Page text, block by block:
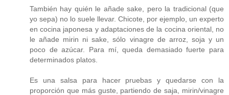
También hay quién le añade sake, pero la tradicional (que
yo sepa) no lo suele llevar. Chicote, por ejemplo, un experto
en cocina japonesa y adaptaciones de la cocina oriental, no
le añade mirin ni sake, sólo vinagre de arroz, soja y un
poco de azúcar. Para mí, queda demasiado fuerte para
determinados platos.
Es una salsa para hacer pruebas y quedarse con la
proporción que más guste, partiendo de saja, mirin/vinagre